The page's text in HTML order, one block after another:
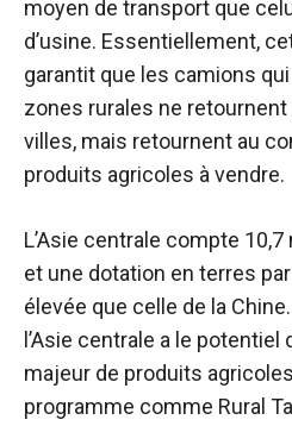
moyen de transport que
d’usine. Essentiellement,
garantit que les camions
zones rurales ne
villes, mais retournent au
produits agricoles à vendre.
L’Asie centrale compte
et une dotation en terres
élevée que celle de la
l’Asie centrale a le potentiel
majeur de produits
programme comme Rural